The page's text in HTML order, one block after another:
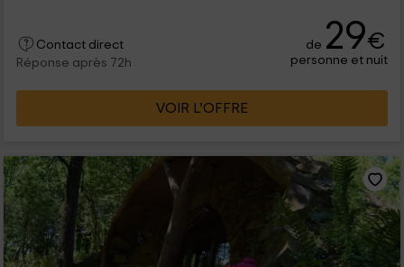
Contact direct
Réponse après 72h
de 29€
personne et nuit
VOIR L’OFFRE